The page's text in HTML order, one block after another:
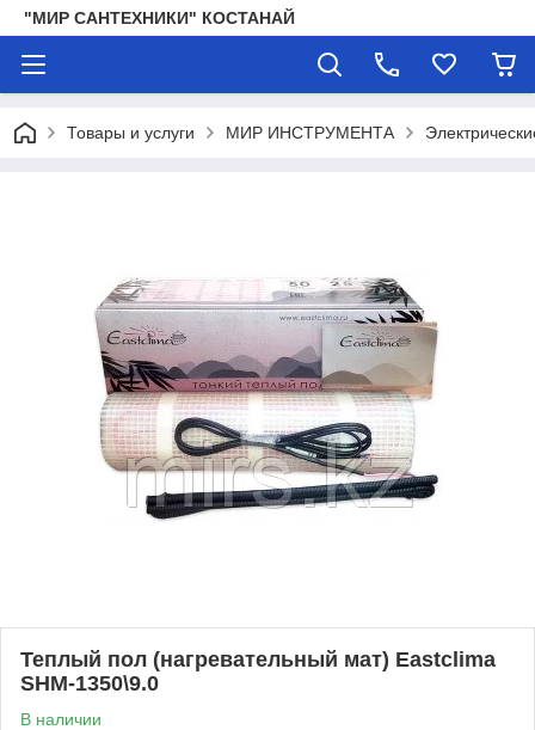
"МИР САНТЕХНИКИ" КОСТАНАЙ
Товары и услуги МИР ИНСТРУМЕНТА
Теплый пол (нагревательный мат) Eastclima
SHM-1350\9.0
В наличии